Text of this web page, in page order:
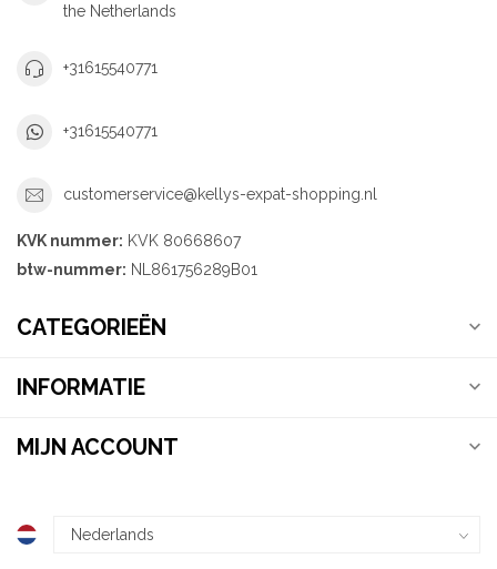
the Netherlands
+31615540771
+31615540771
customerservice@kellys-expat-shopping.nl
KVK nummer: KVK 80668607
btw-nummer: NL861756289B01
CATEGORIEËN
INFORMATIE
MIJN ACCOUNT